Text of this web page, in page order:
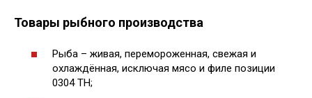
Товары рыбного производства
Рыба – живая, перемороженная, свежая и
охлаждённая, исключая мясо и филе позиции
0304 ТН;